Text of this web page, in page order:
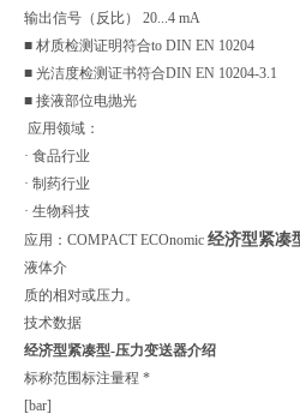
输出信号（反比） 20...4 mA
■ 材质检测证明符合to DIN EN 10204
■ 光洁度检测证书符合DIN EN 10204-3.1
■ 接液部位电抛光
应用领域：
· 食品行业
· 制药行业
· 生物科技
应用：COMPACT ECOnomic 经济型紧凑
液体介
质的相对或压力。
技术数据
经济型紧凑型-压力变送器介绍
标称范围标注量程 *
[bar]